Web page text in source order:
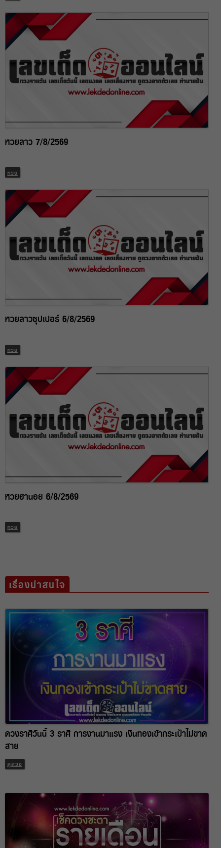
หวยลาว 7/8/2569
หวย
หวยลาวซุปเปอร์ 6/8/2569
หวย
หวยฮานอย 6/8/2569
หวย
เรื่องน่าสนใจ
ดวงราศีวันนี้ 3 ราศี การงานมาแรง เงินทองเข้ากระเป๋าไม่ขาด
สาย
ดูดวง